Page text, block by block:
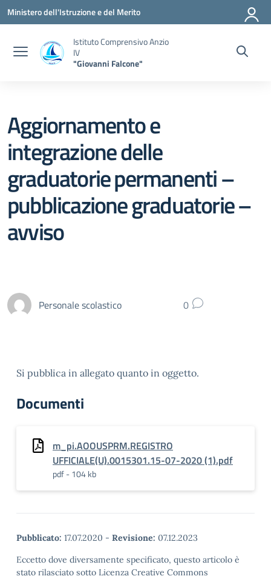
Vai ai contenuti
Vai al menu di navigazione
Vai al footer
Ministero dell'Istruzione e del Merito
Istituto Comprensivo Anzio
IV
"Giovanni Falcone"
Aggiornamento e
integrazione delle
graduatorie permanenti –
pubblicazione graduatorie –
avviso
Personale scolastico 0
Si pubblica in allegato quanto in oggetto.
Documenti
m_pi.AOOUSPRM.REGISTRO
UFFICIALE(U).0015301.15-07-2020 (1).pdf
pdf - 104 kb
Pubblicato: 17.07.2020 - Revisione: 07.12.2023
Eccetto dove diversamente specificato, questo articolo è
stato rilasciato sotto Licenza Creative Commons